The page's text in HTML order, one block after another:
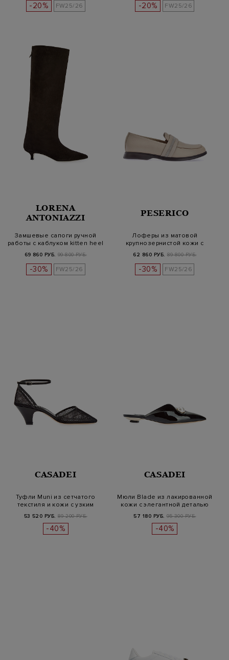
-20% FW25/26 -20% FW25/26
LORENA
ANTONIAZZI
Замшевые сапоги ручной
работы с каблуком kitten heel
69 860 РУБ. 99 800 РУБ.
-30% FW25/26
PESERICO
Лоферы из матовой
крупнозернистой кожи с
62 860 РУБ. 89 800 РУБ.
-30% FW25/26
CASADEI
Туфли Muni из сетчатого
текстиля и кожи с узким
ремешк…
53 520 РУБ. 89 200 РУБ.
-40%
CASADEI
Мюли Blade из лакированной
кожи с элегантной деталью
57 180 РУБ. 95 300 РУБ.
-40%